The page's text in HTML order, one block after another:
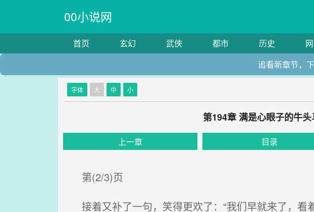
00小说网
首页 玄幻 武侠 都市 历史
追看新章节，
字体 大 中 小
第194章 满是心眼子的牛
上一章 目录
第(2/3)页
接着又补了一句，笑得更欢了：“我们早就来了，看